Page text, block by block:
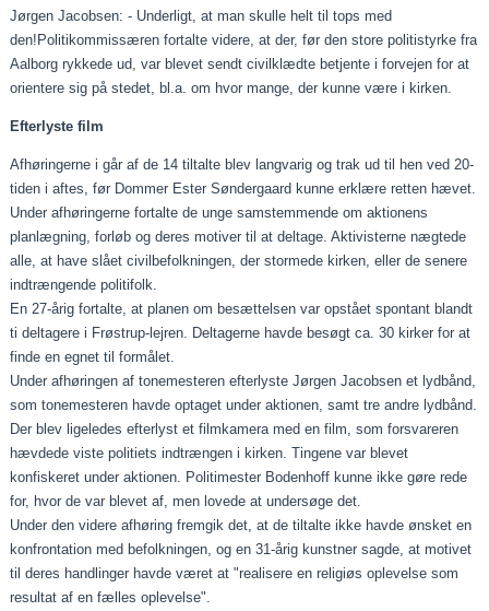
Jørgen Jacobsen: - Underligt, at man skulle helt til tops med
den!Politikommissæren fortalte videre, at der, før den store politistyrke fra
Aalborg rykkede ud, var blevet sendt civilklædte betjente i forvejen for at
orientere sig på stedet, bl.a. om hvor mange, der kunne være i kirken.
Efterlyste film
Afhøringerne i går af de 14 tiltalte blev langvarig og trak ud til hen ved 20-
tiden i aftes, før Dommer Ester Søndergaard kunne erklære retten hævet.
Under afhøringerne fortalte de unge samstemmende om aktionens
planlægning, forløb og deres motiver til at deltage. Aktivisterne nægtede
alle, at have slået civilbefolkningen, der stormede kirken, eller de senere
indtrængende politifolk.
En 27-årig fortalte, at planen om besættelsen var opstået spontant blandt
ti deltagere i Frøstrup-lejren. Deltagerne havde besøgt ca. 30 kirker for at
finde en egnet til formålet.
Under afhøringen af tonemesteren efterlyste Jørgen Jacobsen et lydbånd,
som tonemesteren havde optaget under aktionen, samt tre andre lydbånd.
Der blev ligeledes efterlyst et filmkamera med en film, som forsvareren
hævdede viste politiets indtrængen i kirken. Tingene var blevet
konfiskeret under aktionen. Politimester Bodenhoff kunne ikke gøre rede
for, hvor de var blevet af, men lovede at undersøge det.
Under den videre afhøring fremgik det, at de tiltalte ikke havde ønsket en
konfrontation med befolkningen, og en 31-årig kunstner sagde, at motivet
til deres handlinger havde været at "realisere en religiøs oplevelse som
resultat af en fælles oplevelse".